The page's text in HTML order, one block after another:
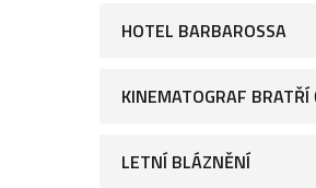
HOTEL BARBAROSSA
KINEMATOGRAF BRATŘÍ
LETNÍ BLÁZNĚNÍ